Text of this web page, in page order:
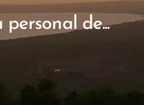
personal de...